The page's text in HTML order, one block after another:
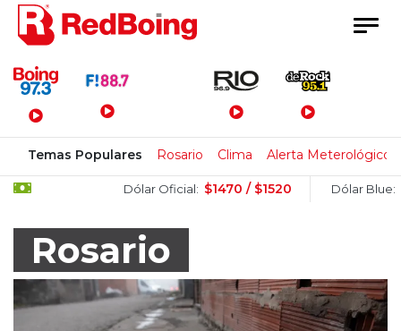
Menú Principal
Temas Populares Rosario Clima Alerta Meterológico
Dólar Oficial: $1470 / $1520 Dólar Blue: $1520 /
Rosario